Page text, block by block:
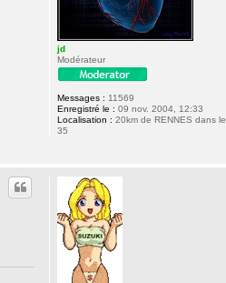
jd
Modérateur
Messages : 11569
Enregistré le : 09 nov. 2004, 12:33
Localisation : 20km de RENNES dans le
35